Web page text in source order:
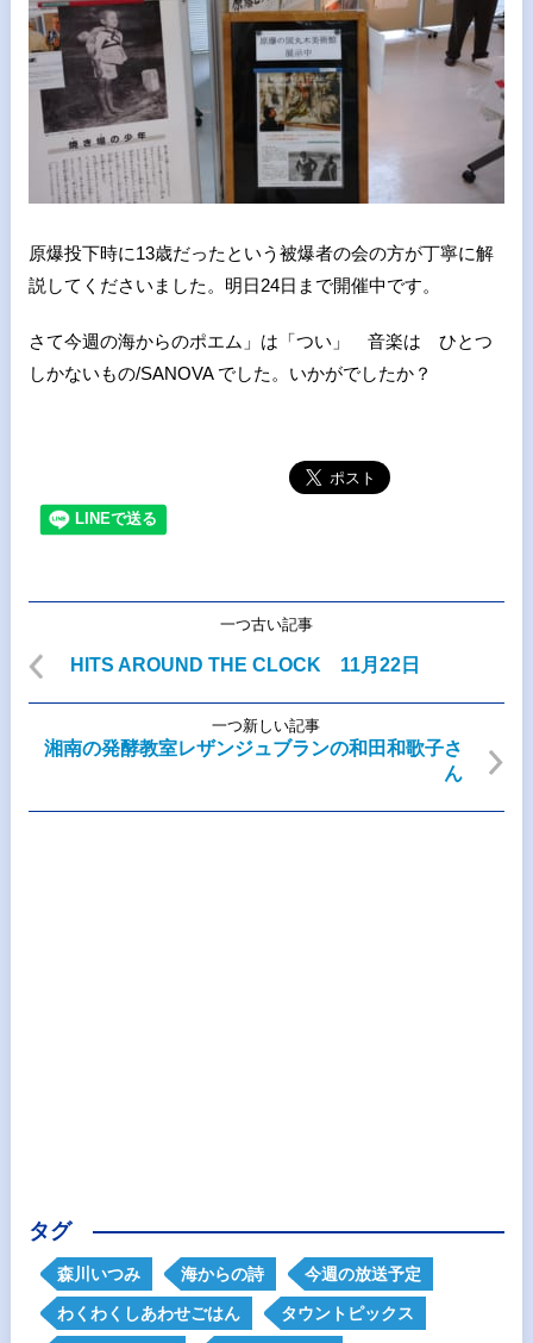
原爆投下時に13歳だったという被爆者の会の方が丁寧に解
説してくださいました。明日24日まで開催中です。
さて今週の海からのポエム」は「つい」 音楽は ひとつ
しかないもの/SANOVA でした。いかがでしたか？
一つ古い記事
HITS AROUND THE CLOCK 11月22日
一つ新しい記事
湘南の発酵教室レザンジュブランの和田和歌子さ
ん
タグ
森川いつみ 海からの詩 今週の放送予定
わくわくしあわせごはん タウントピックス